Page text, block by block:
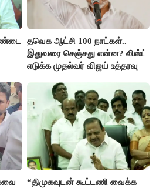
தவெக ஆட்சி 100 நாட்கள்..
இதுவரை செஞ்சது என்ன? லிஸ்ட்
எடுக்க முதல்வர் விஜய் உத்தரவு
“திமுகவுடன் கூட்டணி வைக்க